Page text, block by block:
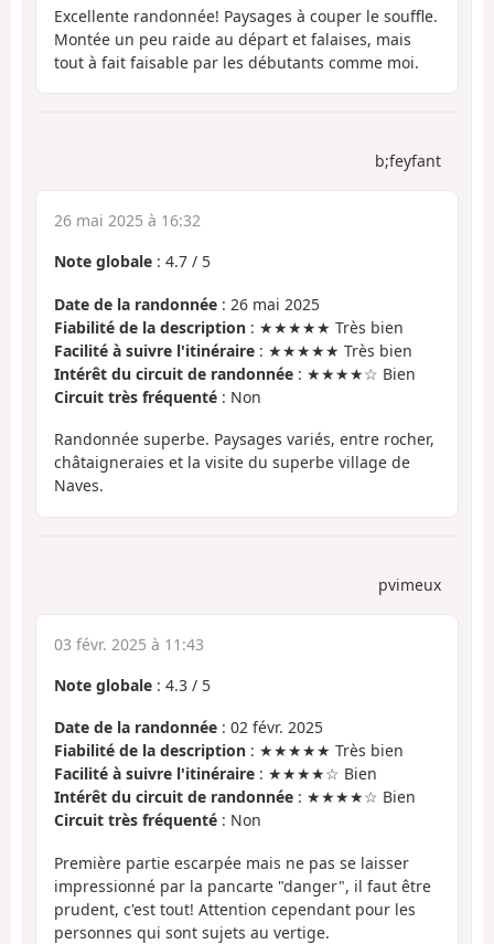
Excellente randonnée! Paysages à couper le souffle.
Montée un peu raide au départ et falaises, mais
tout à fait faisable par les débutants comme moi.
b;feyfant
26 mai 2025 à 16:32
Note globale : 4.7 / 5
Date de la randonnée : 26 mai 2025
Fiabilité de la description : ★★★★★ Très bien
Facilité à suivre l'itinéraire : ★★★★★ Très bien
Intérêt du circuit de randonnée : ★★★★☆ Bien
Circuit très fréquenté : Non
Randonnée superbe. Paysages variés, entre rocher,
châtaigneraies et la visite du superbe village de
Naves.
pvimeux
03 févr. 2025 à 11:43
Note globale : 4.3 / 5
Date de la randonnée : 02 févr. 2025
Fiabilité de la description : ★★★★★ Très bien
Facilité à suivre l'itinéraire : ★★★★☆ Bien
Intérêt du circuit de randonnée : ★★★★☆ Bien
Circuit très fréquenté : Non
Première partie escarpée mais ne pas se laisser
impressionné par la pancarte "danger", il faut être
prudent, c'est tout! Attention cependant pour les
personnes qui sont sujets au vertige.